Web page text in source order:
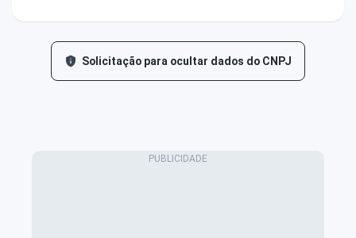
Solicitação para ocultar dados do CNPJ